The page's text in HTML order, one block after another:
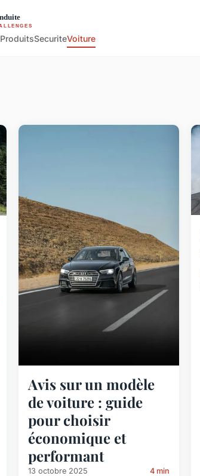
ProduitsSecuriteVoiture
Avis sur un modèle
de voiture : guide
pour choisir
économique et
performant
13 octobre 2025 4 min